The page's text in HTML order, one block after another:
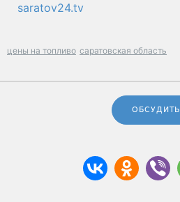
saratov24.tv
цены на топливо саратовская область
ОБСУДИТЬ